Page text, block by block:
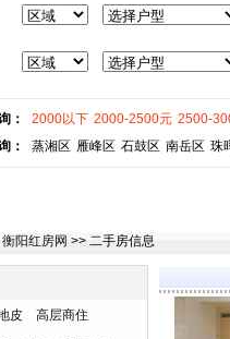
： 2000以下 2000-2500元 2500-
：
蒸湘区 雁峰区 石鼓区 南岳区 珠
衡阳红房网 >> 二手房信息
皮 高层商住